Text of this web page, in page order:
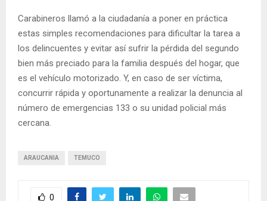
Carabineros llamó a la ciudadanía a poner en práctica
estas simples recomendaciones para dificultar la tarea a
los delincuentes y evitar así sufrir la pérdida del segundo
bien más preciado para la familia después del hogar, que
es el vehículo motorizado. Y, en caso de ser víctima,
concurrir rápida y oportunamente a realizar la denuncia al
número de emergencias 133 o su unidad policial más
cercana.
ARAUCANIA TEMUCO
0